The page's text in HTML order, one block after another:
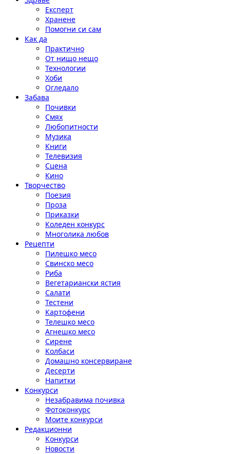
Експерт
Хранене
Помогни си сам
Как да
Практично
От нищо нещо
Технологии
Хоби
Огледало
Забава
Почивки
Смях
Любопитности
Музика
Книги
Телевизия
Сцена
Кино
Творчество
Поезия
Проза
Приказки
Коледен конкурс
Многолика любов
Рецепти
Пилешко месо
Свинско месо
Риба
Вегетариански ястия
Салати
Тестени
Картофени
Телешко месо
Агнешко месо
Сирене
Колбаси
Домашно консервиране
Десерти
Напитки
Конкурси
Незабравима почивка
Фотоконкурс
Моите конкурси
Редакционни
Конкурси
Новости